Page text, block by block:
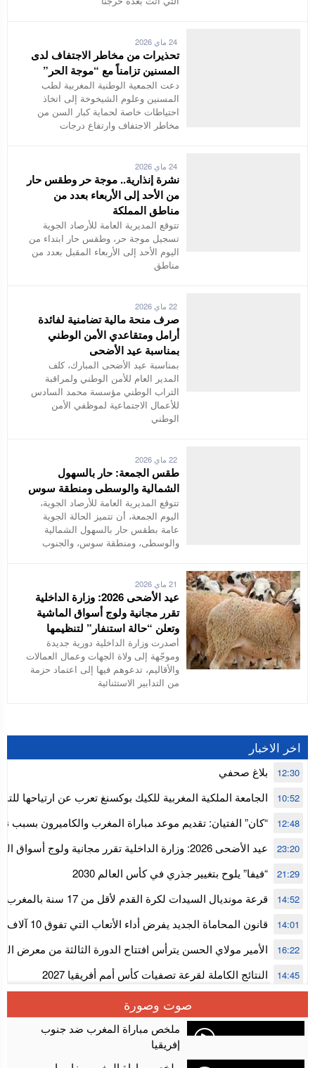
24 ماي 2026
تحذيرات من مخاطر الاجتفاف لدى
المسنين تزامناً مع “موجة الحر”
دعت الجمعية الوطنية المغربية لطب
المسنين وعلوم الشيخوخة إلى اتخاذ
احتياطات خاصة لحماية كبار السن من
مخاطر الاجتفاف وارتفاع درجات
24 ماي 2026
نشرة إنذارية.. موجة حر وطقس حار
من الأحد إلى الأربعاء بعدد من
مناطق المملكة
تتوقع المديرية العامة للأرصاد الجوية
تسجيل موجة حر، وطقس حار ابتداء من
اليوم الأحد إلى الأربعاء المقبل بعدد من
مناطق
22 ماي 2026
صرف منحة مالية تضامنية لفائدة
أرامل ومتقاعدي الأمن الوطني
بمناسبة عيد الأضحى
بمناسبة عيد الأضحى المبارك، كلف
المدير العام للأمن الوطني ولمراقبة
التراب الوطني مؤسسة محمد السادس
للأعمال الاجتماعية لموظفي الأمن
الوطني
22 ماي 2026
طقس الجمعة: حار بالسهول
الشمالية والوسطى ومنطقة سوس
تتوقع المديرية العامة للأرصاد الجوية،
اليوم الجمعة، أن تتميز الحالة الجوية
عامة بطقس حار بالسهول الشمالية
والوسطى، ومنطقة سوس، والجنوب
عيد الأضحى 2026: وزارة الداخلية
تقرر مجانية ولوج أسواق الماشية
وتعلن “حالة استنفار” لتنظيمها
أصدرت وزارة الداخلية دورية جديدة
وموجّهة إلى ولاة الجهات وعمال العمالات
والأقاليم، تدعوهم فيها إلى اعتماد حزمة
من التدابير الاستثنائية
اخر الاخبار
بلاغ صحفي 12:30
الجامعة الملكية المغربية للكيك بوكسنغ تعرب عن ارتياحها
للمجلس الأعلى للحسابات
10:52
“كان” الفتيان: تقديم موعد مباراة المغرب والكاميرون بسبب
إفريقيا
12:48
عيد الأضحى 2026: وزارة الداخلية تقرر مجانية ولوج
استنفار” لتنظيمها
23:20
“فيفا” يلوح بتغيير جذري في كأس العالم 2030 21:29
قرعة مونديال السيدات لكرة
المستوى الأول
14:52
قانون المحاماة الجديد يفرض أداء الأتعاب التي تفوق 10 آلاف درهم بالشيك 14:01
الأمير مولاي الحسن يترأس افتتاح الدورة الثالثة من معرض
الألعاب الإلكترونية
16:22
النتائج الكاملة لقرعة تصفيات كأس أمم أفريقيا 2027 14:45
سلا.. توقيف ثلاثة مروجين وحجز أكثر من 4300 قرص مخدر وكوكايين وإكستازي
أقراص مهلوسة داخل فضاء للشيشة تستنفر شرطة أكادير 12:48
صوت وصورة
ملخص مباراة المغرب ضد جنوب
إفريقيا